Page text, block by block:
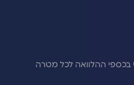
ההלוואה לכל מטרה